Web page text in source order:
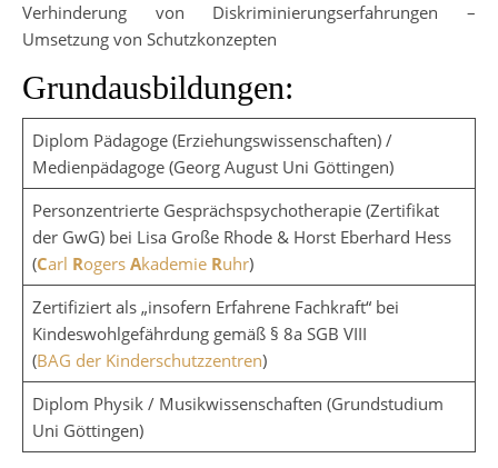
Verhinderung von Diskriminierungserfahrungen –
Umsetzung von Schutzkonzepten
Grundausbildungen:
Diplom Pädagoge (Erziehungswissenschaften) /
Medienpädagoge (Georg August Uni Göttingen)
Personzentrierte Gesprächspsychotherapie (Zertifikat
der GwG) bei Lisa Große Rhode & Horst Eberhard Hess
(Carl Rogers Akademie Ruhr)
Zertifiziert als „insofern Erfahrene Fachkraft“ bei
Kindeswohlgefährdung gemäß § 8a SGB VIII
(BAG der Kinderschutzzentren)
Diplom Physik / Musikwissenschaften (Grundstudium
Uni Göttingen)